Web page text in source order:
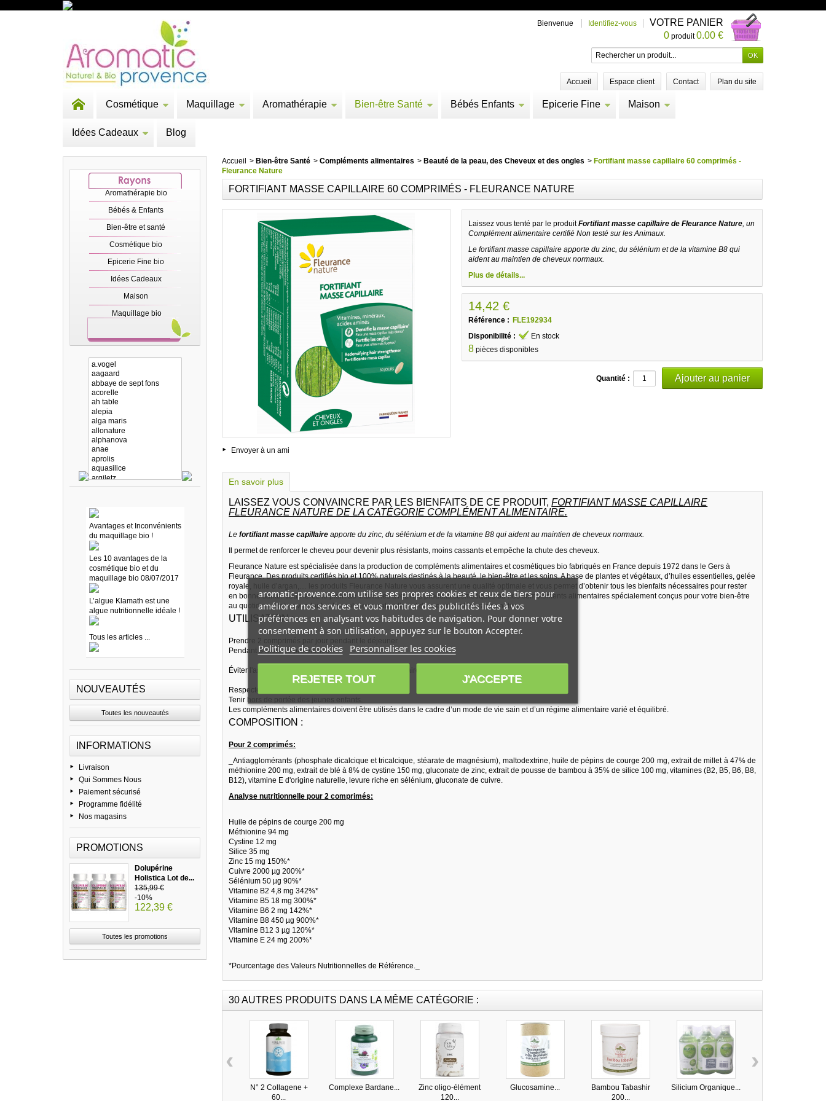
Bienvenue Identifiez-vous
VOTRE PANIER
0 produit0.00 €
Accueil Espace client Contact Plan du site
Cosmétique Maquillage Aromathérapie Bien-être Santé Bébés Enfants Epicerie Fine Maison
Idées Cadeaux Blog
Aromathérapie bio
Bébés & Enfants
Bien-être et santé
Cosmétique bio
Epicerie Fine bio
Idées Cadeaux
Maison
Maquillage bio
Avantages et Inconvénients
du maquillage bio !
Les 10 avantages de la
cosmétique bio et du
maquillage bio 08/07/2017
L’algue Klamath est une
algue nutritionnelle idéale !
Tous les articles ...
NOUVEAUTÉS
Toutes les nouveautés
INFORMATIONS
Livraison
Qui Sommes Nous
Paiement sécurisé
Programme fidélité
Nos magasins
PROMOTIONS
Dolupérine
Holistica Lot de...
135,99 €
-10%
122,39 €
Toutes les promotions
Accueil > Bien-être Santé > Compléments alimentaires > Beauté de la peau, des Cheveux et des ongles > Fortifiant masse capillaire 60 comprimés -
Fleurance Nature
FORTIFIANT MASSE CAPILLAIRE 60 COMPRIMÉS - FLEURANCE NATURE
Envoyer à un ami
Laissez vous tenté par le produitFortifiant masse capillaire de Fleurance Nature, un
Complément alimentaire certifié Non testé sur les Animaux.
Le fortifiant masse capillaire apporte du zinc, du sélénium et de la vitamine B8 qui
aident au maintien de cheveux normaux.
Plus de détails...
14,42 €
Référence : FLE192934
Disponibilité :
En stock
8 pièces disponibles
Quantité :
En savoir plus
LAISSEZ VOUS CONVAINCRE PAR LES BIENFAITS DE CE PRODUIT,FORTIFIANT MASSE CAPILLAIRE
FLEURANCE NATURE DE LA CATÉGORIE COMPLÉMENT ALIMENTAIRE.
Lefortifiant masse capillaire apporte du zinc, du sélénium et de la vitamine B8 qui aident au maintien de cheveux normaux.
Il permet de renforcer le cheveu pour devenir plus résistants, moins cassants et empêche la chute des cheveux.
Fleurance Nature est spécialisée dans la production de compléments alimentaires et cosmétiques bio fabriqués en France depuis 1972 dans le Gers à
Fleurance. Des produits certifiés bio et 100% naturels destinés à la beauté, le bien-être et les soins. A base de plantes et végétaux, d’huiles essentielles, gelée
royale, huile d’argan,… les produits Fleurance Nature vous assurent une qualité optimale et vous permet d’obtenir tous les bienfaits nécessaires pour rester
en bonne santé. Vous ferez le plein de vitamines avec nos produits cosmétiques ou nos compléments alimentaires spécialement conçus pour votre bien-être
au quotidien. Retrouvez toutes les solutions naturelles et douces chez Fleurance nature.
UTILISATION :
Prendre 2 comprimés par jour pendant le déjeuner.
Pendant 3 mois de préférence.
Éviter l'association de plusieurs compléments alimentaires contenant du zinc et/ou du sélénium.
Respecter les doses conseillées.
Tenir hors de portée des jeunes enfants.
Les compléments alimentaires doivent être utilisés dans le cadre d’un mode de vie sain et d’un régime alimentaire varié et équilibré.
COMPOSITION :
Pour 2 comprimés:
_Antiagglomérants (phosphate dicalcique et tricalcique, stéarate de magnésium), maltodextrine, huile de pépins de courge 200 mg, extrait de millet à 47% de
méthionine 200 mg, extrait de blé à 8% de cystine 150 mg, gluconate de zinc, extrait de pousse de bambou à 35% de silice 100 mg, vitamines (B2, B5, B6, B8,
B12), vitamine E d'origine naturelle, levure riche en sélénium, gluconate de cuivre.
Analyse nutritionnelle pour 2 comprimés:
Huile de pépins de courge 200 mg
Méthionine 94 mg
Cystine 12 mg
Silice 35 mg
Zinc 15 mg 150%*
Cuivre 2000 µg 200%*
Sélénium 50 µg 90%*
Vitamine B2 4,8 mg 342%*
Vitamine B5 18 mg 300%*
Vitamine B6 2 mg 142%*
Vitamine B8 450 µg 900%*
Vitamine B12 3 µg 120%*
Vitamine E 24 mg 200%*
*Pourcentage des Valeurs Nutritionnelles de Référence._
30 AUTRES PRODUITS DANS LA MÊME CATÉGORIE :
N° 2 Collagene +
60...
Complexe Bardane...
Zinc oligo-élément
120...
Glucosamine...
Bambou Tabashir
200...
Silicium Organique...
‹ ›
aromatic-provence.com utilise ses propres cookies et ceux de tiers pour
améliorer nos services et vous montrer des publicités liées à vos
préférences en analysant vos habitudes de navigation. Pour donner votre
consentement à son utilisation, appuyez sur le bouton Accepter.
Politique de cookies Personnaliser les cookies
REJETER TOUT J'ACCEPTE